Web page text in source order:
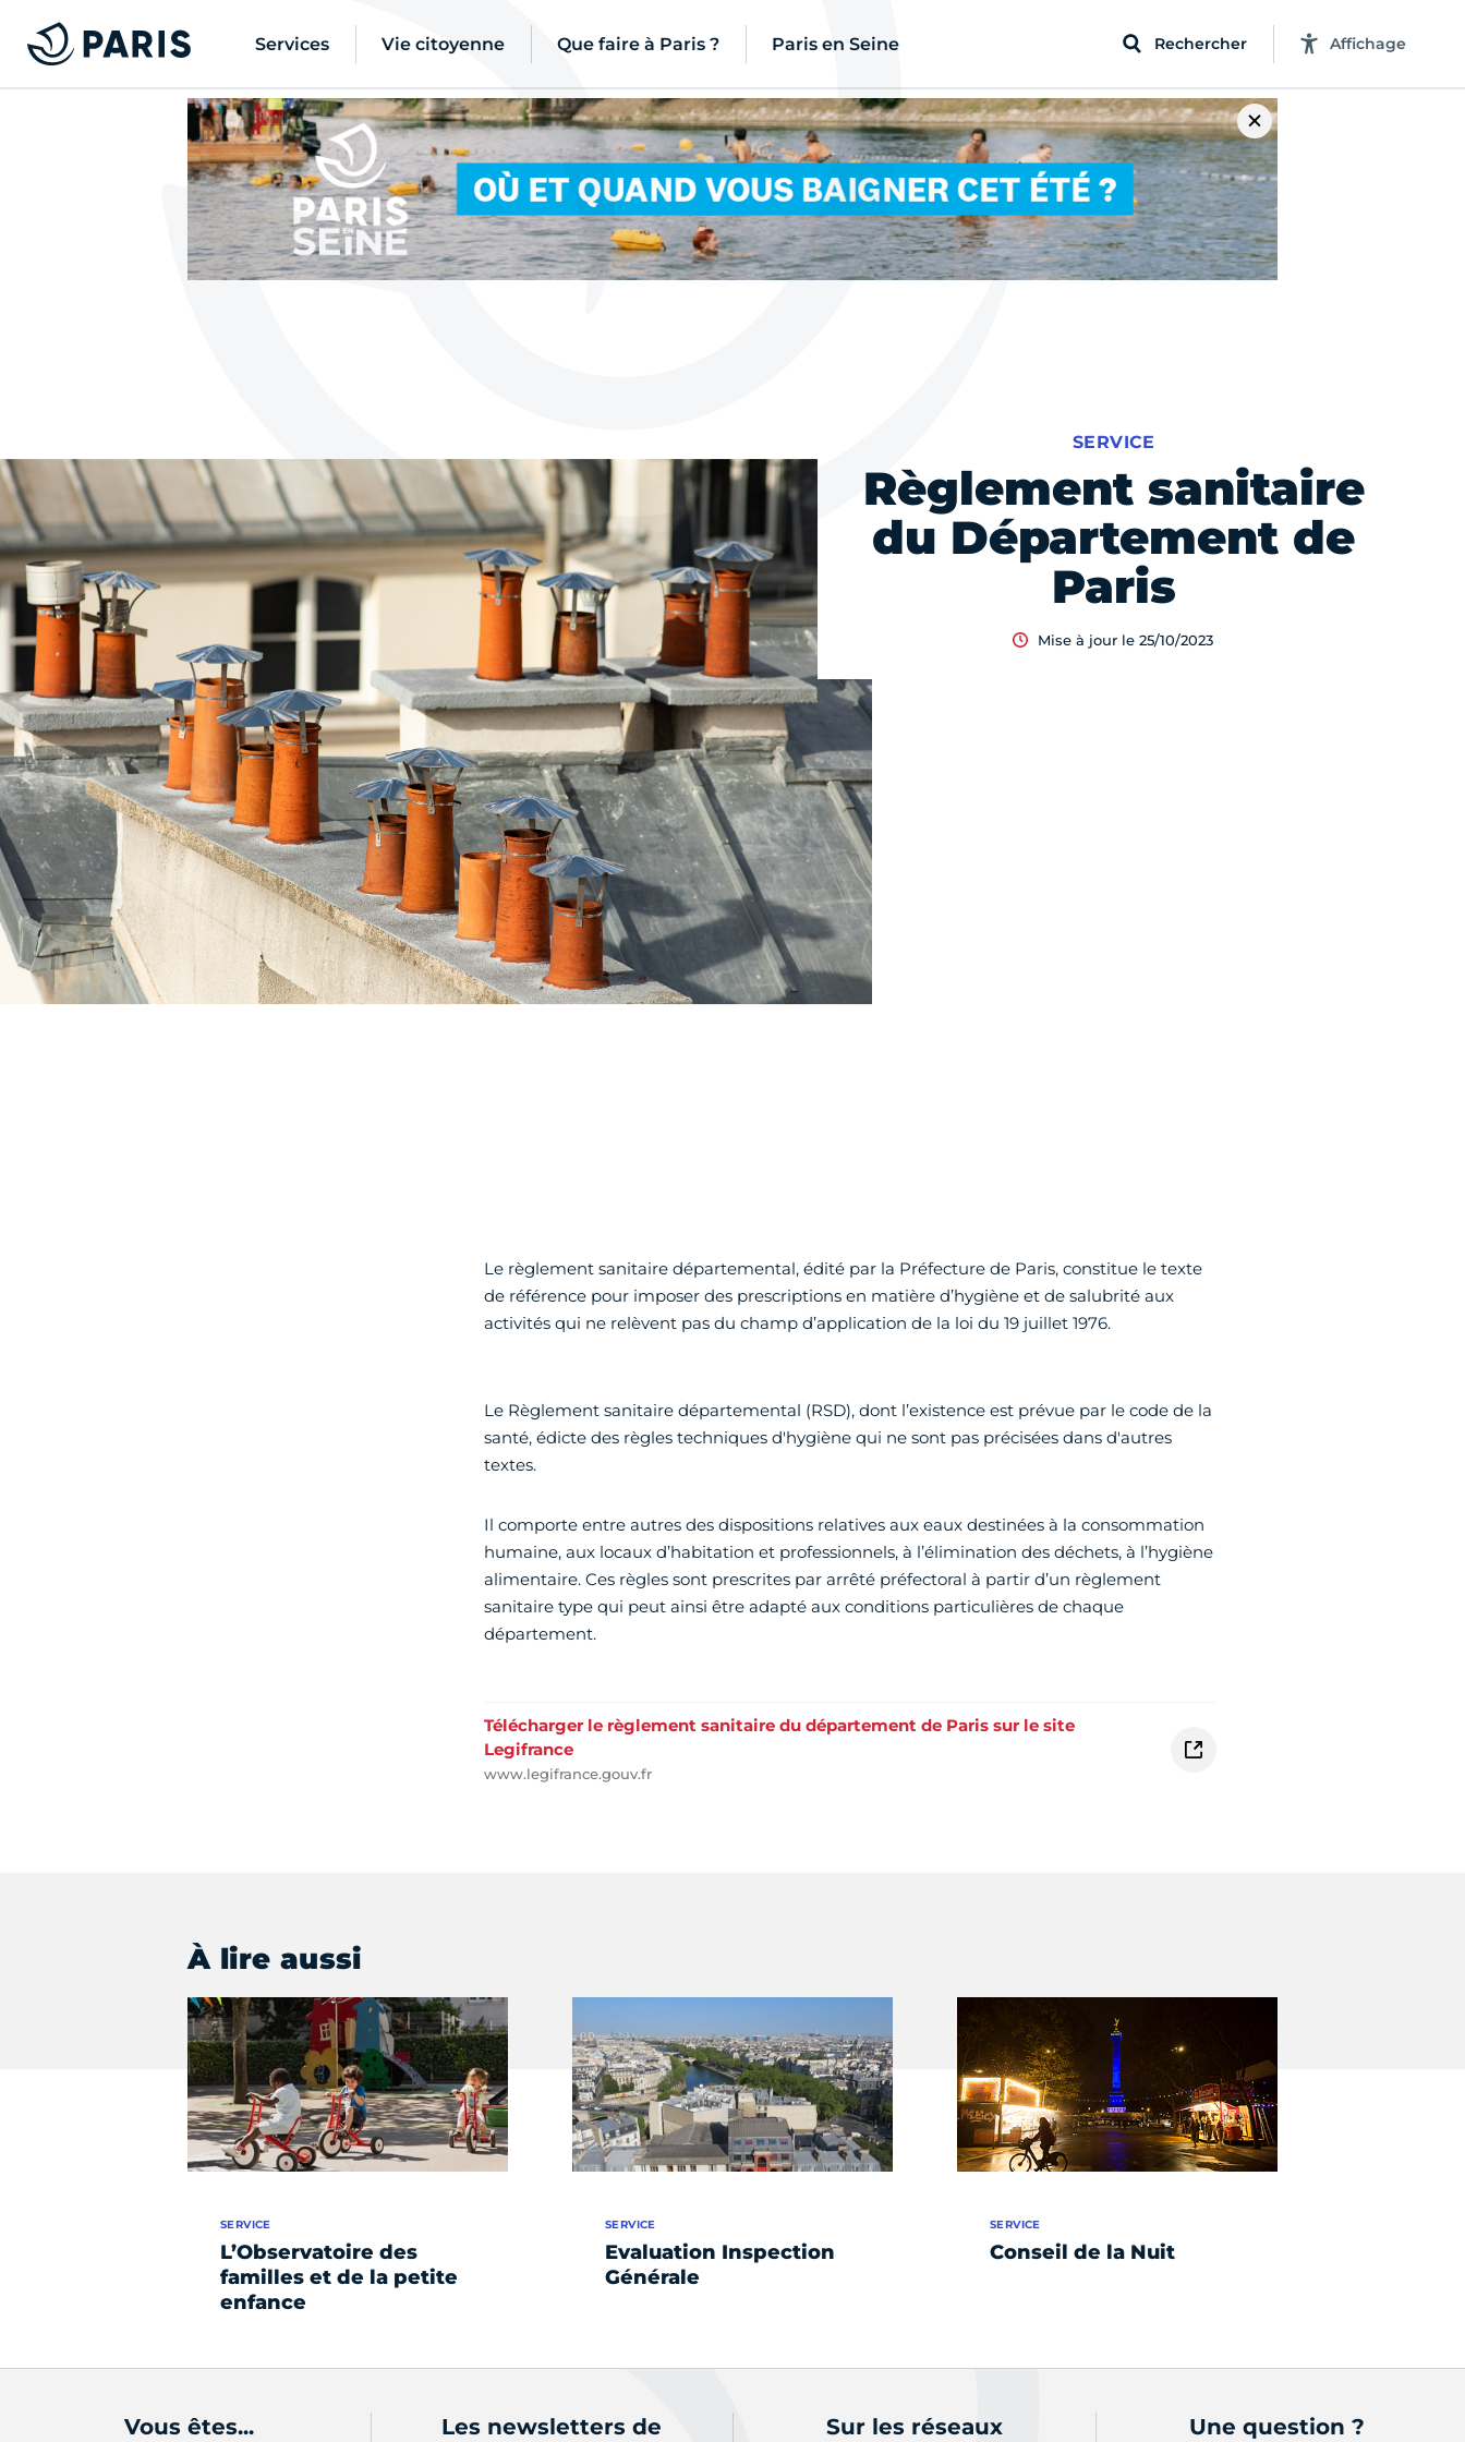
Services Vie citoyenne Que faire à Paris ? Paris en Seine Rechercher Affichage
Règlement sanitaire
du Département de
Paris
SERVICE
Mise à jour le 25/10/2023
Le règlement sanitaire départemental, édité par la Préfecture de Paris, constitue le texte
de référence pour imposer des prescriptions en matière d’hygiène et de salubrité aux
activités qui ne relèvent pas du champ d’application de la loi du 19 juillet 1976.
Le Règlement sanitaire départemental (RSD), dont l’existence est prévue par le code de la
santé, édicte des règles techniques d'hygiène qui ne sont pas précisées dans d'autres
textes.
Il comporte entre autres des dispositions relatives aux eaux destinées à la consommation
humaine, aux locaux d’habitation et professionnels, à l’élimination des déchets, à l’hygiène
alimentaire. Ces règles sont prescrites par arrêté préfectoral à partir d’un règlement
sanitaire type qui peut ainsi être adapté aux conditions particulières de chaque
département.
Télécharger le règlement sanitaire du département de Paris sur le site
Legifrance
www.legifrance.gouv.fr
À lire aussi
L’Observatoire des
familles et de la petite
enfance
SERVICE
Evaluation Inspection
Générale
SERVICE
Conseil de la Nuit
SERVICE
Vous êtes... Les newsletters de Sur les réseaux Une question ?